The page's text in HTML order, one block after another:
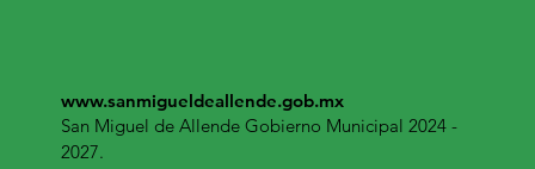
www.sanmigueldeallende.gob.mx
San Miguel de Allende Gobierno Municipal 2024 -
2027.